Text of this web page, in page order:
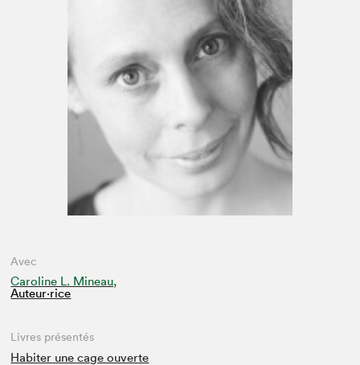
Avec
Caroline L. Mineau,
Auteur·rice
Livres présentés
Habiter une cage ouverte